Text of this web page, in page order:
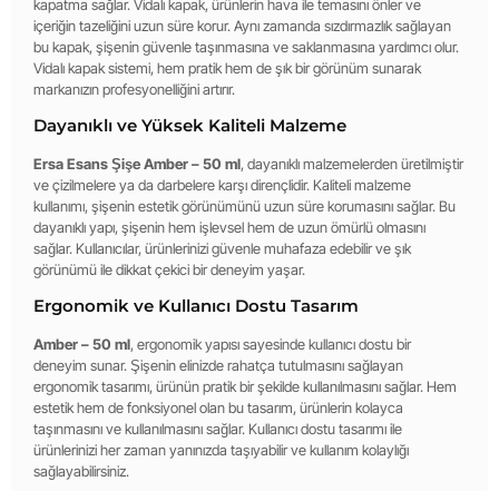
kapatma sağlar. Vidalı kapak, ürünlerin hava ile temasını önler ve
içeriğin tazeliğini uzun süre korur. Aynı zamanda sızdırmazlık sağlayan
bu kapak, şişenin güvenle taşınmasına ve saklanmasına yardımcı olur.
Vidalı kapak sistemi, hem pratik hem de şık bir görünüm sunarak
markanızın profesyonelliğini artırır.
Dayanıklı ve Yüksek Kaliteli Malzeme
Ersa Esans Şişe Amber – 50 ml, dayanıklı malzemelerden üretilmiştir
ve çizilmelere ya da darbelere karşı dirençlidir. Kaliteli malzeme
kullanımı, şişenin estetik görünümünü uzun süre korumasını sağlar. Bu
dayanıklı yapı, şişenin hem işlevsel hem de uzun ömürlü olmasını
sağlar. Kullanıcılar, ürünlerinizi güvenle muhafaza edebilir ve şık
görünümü ile dikkat çekici bir deneyim yaşar.
Ergonomik ve Kullanıcı Dostu Tasarım
Amber – 50 ml, ergonomik yapısı sayesinde kullanıcı dostu bir
deneyim sunar. Şişenin elinizde rahatça tutulmasını sağlayan
ergonomik tasarımı, ürünün pratik bir şekilde kullanılmasını sağlar. Hem
estetik hem de fonksiyonel olan bu tasarım, ürünlerin kolayca
taşınmasını ve kullanılmasını sağlar. Kullanıcı dostu tasarımı ile
ürünlerinizi her zaman yanınızda taşıyabilir ve kullanım kolaylığı
sağlayabilirsiniz.